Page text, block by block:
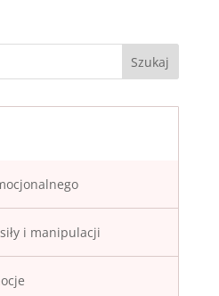
i manipulacji